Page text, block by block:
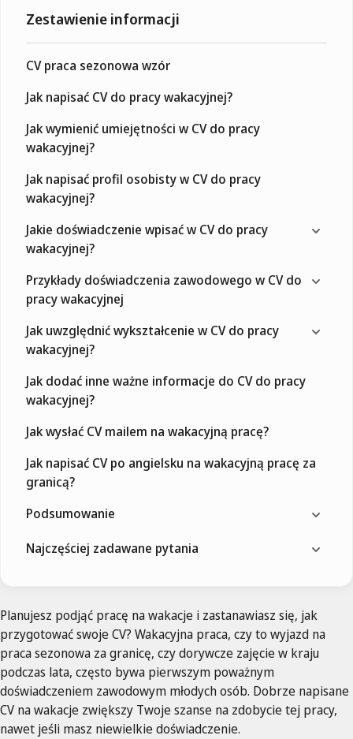
Planujesz podjąć pracę na wakacje i zastanawiasz się, jak
przygotować swoje CV? Wakacyjna praca, czy to wyjazd na
praca sezonowa za granicę, czy dorywcze zajęcie w kraju
podczas lata, często bywa pierwszym poważnym
doświadczeniem zawodowym młodych osób. Dobrze napisane
CV na wakacje zwiększy Twoje szanse na zdobycie tej pracy,
nawet jeśli masz niewielkie doświadczenie.
Zestawienie informacji
CV praca sezonowa wzór
Jak napisać CV do pracy wakacyjnej?
Jak wymienić umiejętności w CV do pracy
wakacyjnej?
Jak napisać profil osobisty w CV do pracy
wakacyjnej?
Jakie doświadczenie wpisać w CV do pracy
wakacyjnej?
Przykłady doświadczenia zawodowego w CV do
pracy wakacyjnej
Jak uwzględnić wykształcenie w CV do pracy
wakacyjnej?
Jak dodać inne ważne informacje do CV do pracy
wakacyjnej?
Jak wysłać CV mailem na wakacyjną pracę?
Jak napisać CV po angielsku na wakacyjną pracę za
granicą?
Podsumowanie
Najczęściej zadawane pytania